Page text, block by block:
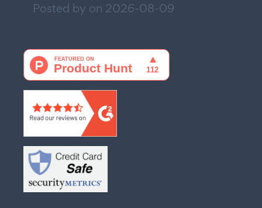
Posted by on 2026-08-09